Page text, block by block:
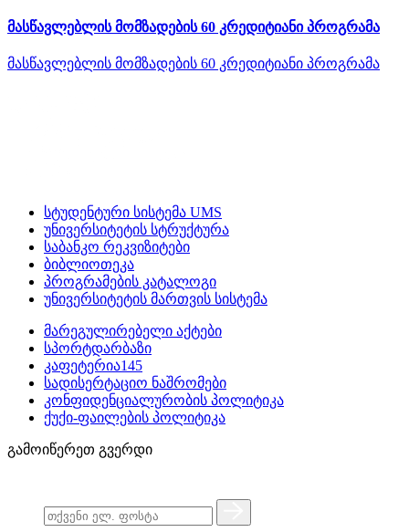
მასწავლებლის მომზადების 60 კრედიტიანი პროგრამა
მასწავლებლის მომზადების 60 კრედიტიანი პროგრამა
სტუდენტური სისტემა UMS
უნივერსიტეტის სტრუქტურა
საბანკო რეკვიზიტები
ბიბლიოთეკა
პროგრამების კატალოგი
უნივერსიტეტის მართვის სისტემა
მარეგულირებელი აქტები
სპორტდარბაზი
კაფეტერია145
სადისერტაციო ნაშრომები
კონფიდენციალურობის პოლიტიკა
ქუქი-ფაილების პოლიტიკა
გამოიწერეთ გვერდი